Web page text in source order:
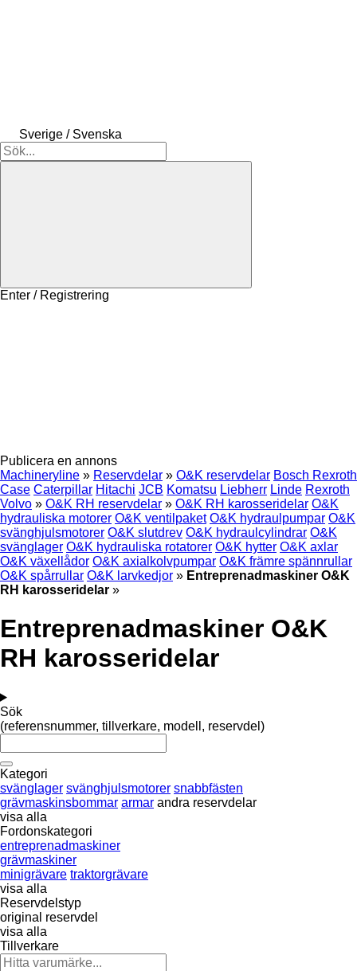
Sverige / Svenska
Enter / Registrering
Publicera en annons
Machineryline » Reservdelar » O&K reservdelar Bosch Rexroth
Case Caterpillar Hitachi JCB Komatsu Liebherr Linde Rexroth
Volvo » O&K RH reservdelar » O&K RH karosseridelar O&K
hydrauliska motorer O&K ventilpaket O&K hydraulpumpar O&K
svänghjulsmotorer O&K slutdrev O&K hydraulcylindrar O&K
svänglager O&K hydrauliska rotatorer O&K hytter O&K axlar
O&K växellådor O&K axialkolvpumpar O&K främre spännrullar
O&K spårrullar O&K larvkedjor » Entreprenadmaskiner O&K
RH karosseridelar »
Entreprenadmaskiner O&K
RH karosseridelar
Sök
(referensnummer, tillverkare, modell, reservdel)
Kategori
svänglager svänghjulsmotorer snabbfästen
grävmaskinsbommar armar andra reservdelar
visa alla
Fordonskategori
entreprenadmaskiner
grävmaskiner
minigrävare traktorgrävare
visa alla
Reservdelstyp
original reservdel
visa alla
Tillverkare